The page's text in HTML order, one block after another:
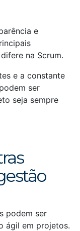
e
na Scrum.
e a constante
ser
seja sempre
podem ser
ágil em projetos.